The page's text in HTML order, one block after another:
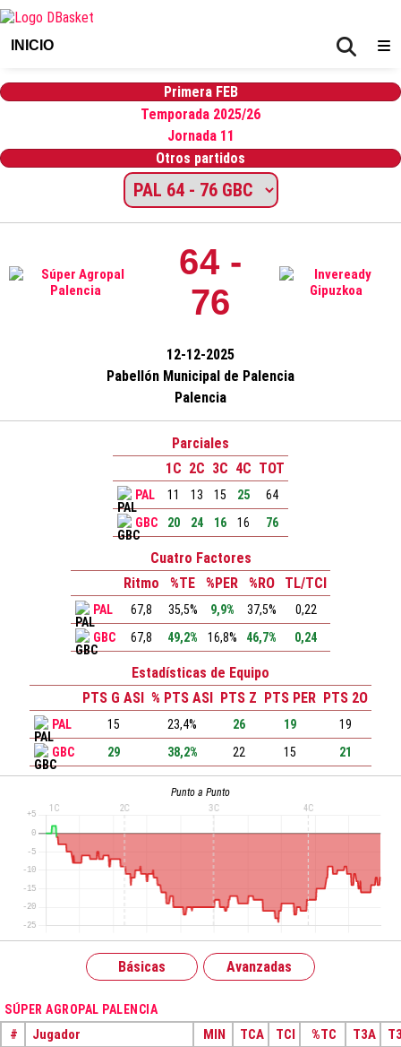
INICIO
Primera FEB
Temporada 2025/26
Jornada 11
Otros partidos
64 -
76
12-12-2025
Pabellón Municipal de Palencia
Palencia
Parciales
1C 2C 3C 4C TOT
PAL 11 13 15 25
64
GBC
20 24 16 16 76
Cuatro Factores
Ritmo
%TE %PER %RO TL/TCI
PAL 67,8 35,5% 9,9% 37,5%
0,22
GBC
67,8 49,2% 16,8% 46,7% 0,24
Estadísticas de Equipo
PTS G ASI % PTS ASI PTS Z PTS PER PTS 2O
PAL 15 23,4% 26 19
19
GBC
29 38,2% 22 15 21
Punto a Punto
Básicas Avanzadas
SÚPER AGROPAL PALENCIA
# Jugador MIN TCA TCI %TC T3A